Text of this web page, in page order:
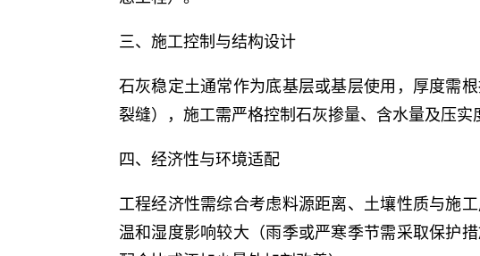
三、施工控制与结构设计
石灰稳定土通常作为底基层或基层使用，厚度需
裂缝），施工需严格控制石灰掺量、含水量及压实
四、经济性与环境适配
工程经济性需综合考虑料源距离、土壤性质与施
温和湿度影响较大（雨季或严寒季节需采取保护